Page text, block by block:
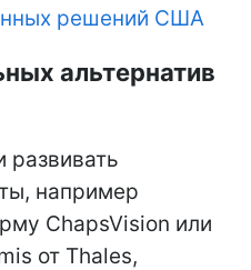
решений США
альтернатив
развивать
например
ChapsVision или
от Thales,